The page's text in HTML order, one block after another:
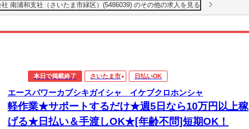
南浦和支社（さいたま市緑区）(5486039) のその他の求人を見る
本日で掲載終了 さいたま市 日払いOK
エースパワーカブシキガイシャ イケブクロホンシャ
軽作業★サポートするだけ★週5日なら10万円以上稼
げる★日払い＆手渡しOK★[年齢不問]短期OK！